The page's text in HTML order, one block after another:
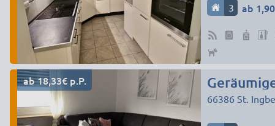
3 ab
ab 18,33€ p.P.
66386 St.